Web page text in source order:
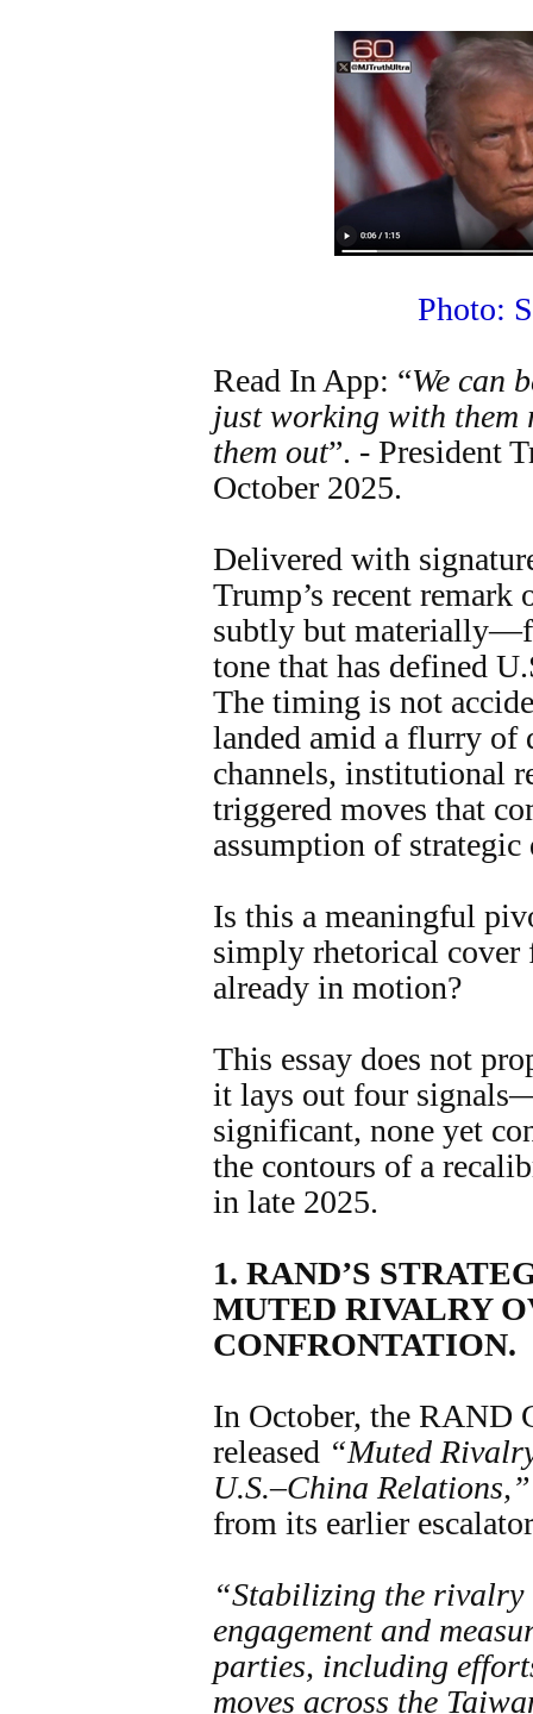
Photo:
Read In App: “We can
just working with them
them out”. - President
October 2025.
Delivered with
Trump’s recent
subtly but
tone that has defined
The timing is not
landed amid a flurry of
channels, institutional
triggered moves that
assumption of
Is this a meaningful
simply rhetorical cover
already in motion?
This essay does not
it lays out four
significant, none yet
the contours of a
in late 2025.
1. RAND’S
MUTED RIVALRY
CONFRONTATION.
In October, the RAND
released “Muted
U.S.–China Relations,”
from its earlier
“Stabilizing the
engagement and
parties, including
moves across the